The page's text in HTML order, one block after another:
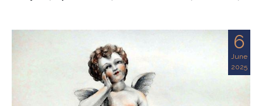
6
June
2025